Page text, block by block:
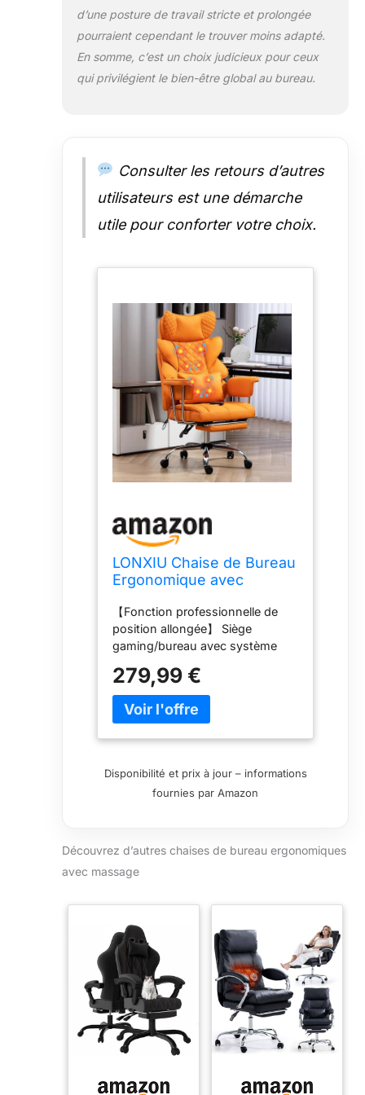
élastique biomécanique.
Réduction mesurée de 40% de la
tension dorsale. Le coussin
lombaire amovible épouse
fauteuil gaming relax en 10
secondes ! Inclinaison réglable
de course) pour toutes les
d’une posture de travail stricte et prolongée
pourraient cependant le trouver moins adapté.
En somme, c’est un choix judicieux pour ceux
qui privilégient le bien-être global au bureau.
Consulter les retours d’autres
utilisateurs est une démarche
utile pour conforter votre choix.
LONXIU Chaise de Bureau
Ergonomique avec
Confortable Gaming- et
Fauteuil de Direction,
Rotation 360°, Dossier
Réglable de 90° à 135°,
Confortable Optimal.
(Orange)
【Fonction professionnelle de
position allongée】 Siège
gaming/bureau avec système
répartissant uniformément la
pression (capacité 200 kg). Idéal
pour le travail prolongé ou les
position sans effort. Combiné au
repose-pieds extensible pour un
professionnel intégré】 Fauteuil
de bureau massant haut de
reproduisant les techniques de
double zone (A-B) et 5 vitesses
personnalisables surpassant les
standards ergonomiques. Mode
« ECO » certifié pour une
efficacité énergétique idéale aux
dirigeants exigeants.
【Accoudoirs Médicalement
Optimisés】 Rembourrage en
+ cuir nano-microfibre éliminant
279,99 €
Disponibilité et prix à jour – informations
fournies par Amazon
Découvrez d’autres chaises de bureau ergonomiques
avec massage